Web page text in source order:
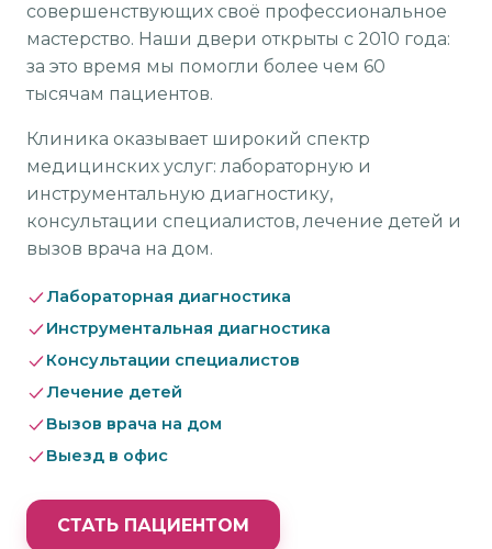
совершенствующих своё профессиональное
мастерство. Наши двери открыты с 2010 года:
за это время мы помогли более чем 60
тысячам пациентов.
Клиника оказывает широкий спектр
медицинских услуг: лабораторную и
инструментальную диагностику,
консультации специалистов, лечение детей и
вызов врача на дом.
Лабораторная диагностика
Инструментальная диагностика
Консультации специалистов
Лечение детей
Вызов врача на дом
Выезд в офис
СТАТЬ ПАЦИЕНТОМ